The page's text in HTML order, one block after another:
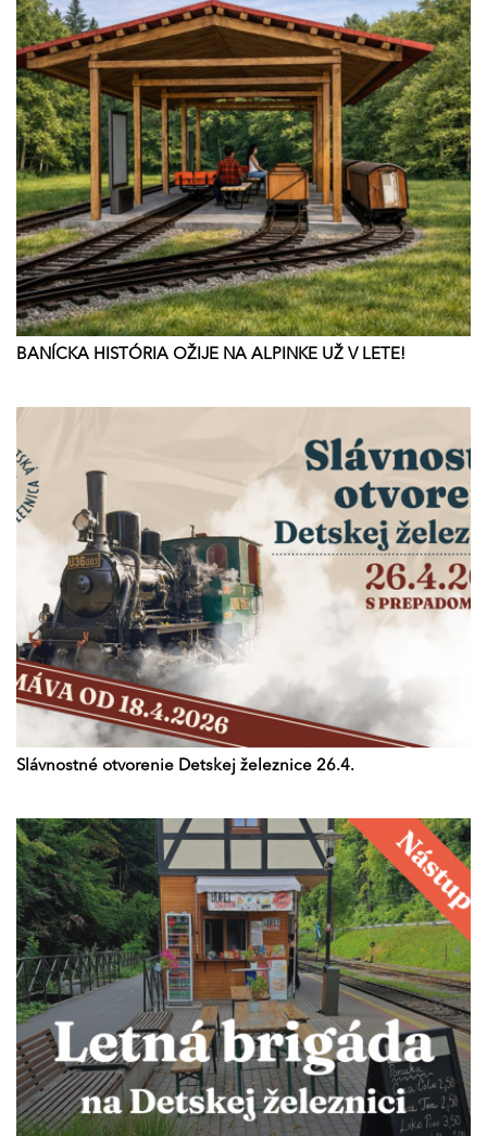
BANÍCKA HISTÓRIA OŽIJE NA ALPINKE UŽ V LETE!
Slávnostné otvorenie Detskej železnice 26.4.